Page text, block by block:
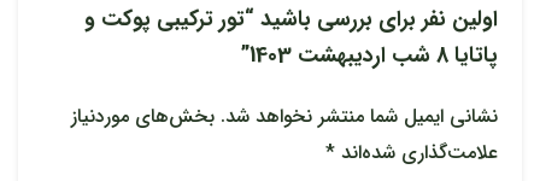
اولین نفر برای بررسی باشید “تور ترکیبی پوکت و
پاتایا 8 شب اردیبهشت 1403”
نشانی ایمیل شما منتشر نخواهد شد. بخش‌های موردنیاز
علامت‌گذاری شده‌اند *